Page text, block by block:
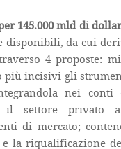
145.000 mld di
disponibili, da cui
4 proposte:
più incisivi gli
nei
il settore privato
di mercato;
la riqualificazione